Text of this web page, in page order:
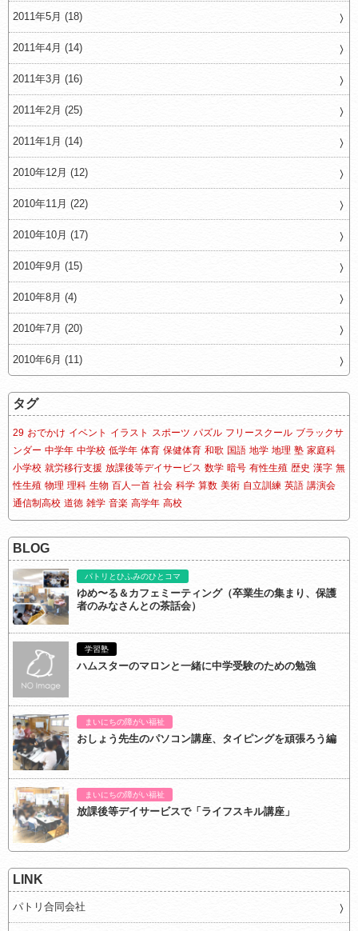
2011年5月 (18)
2011年4月 (14)
2011年3月 (16)
2011年2月 (25)
2011年1月 (14)
2010年12月 (12)
2010年11月 (22)
2010年10月 (17)
2010年9月 (15)
2010年8月 (4)
2010年7月 (20)
2010年6月 (11)
タグ
29 おでかけ イベント イラスト スポーツ パズル フリースクール ブラックサ
ンダー 中学年 中学校 低学年 体育 保健体育 和歌 国語 地学 地理 塾 家庭科
小学校 就労移行支援 放課後等デイサービス 数学 暗号 有性生殖 歴史 漢字 無
性生殖 物理 理科 生物 百人一首 社会 科学 算数 美術 自立訓練 英語 講演会
通信制高校 道徳 雑学 音楽 高学年 高校
BLOG
パトリとひふみのひとコマ
ゆめ〜る＆カフェミーティング（卒業生の集まり、保護
者のみなさんとの茶話会）
学習塾
ハムスターのマロンと一緒に中学受験のための勉強
まいにちの障がい福祉
おしょう先生のパソコン講座、タイピングを頑張ろう編
まいにちの障がい福祉
放課後等デイサービスで「ライフスキル講座」
LINK
パトリ合同会社